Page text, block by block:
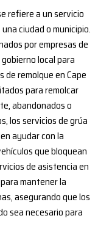
refiere a un servicio
ciudad o municipio.
por empresas de
local para
remolque en Cape
para remolcar
abandonados o
los servicios de grúa
ayudar con la
que bloquean
de asistencia en
mantener la
asegurando que los
sea necesario para